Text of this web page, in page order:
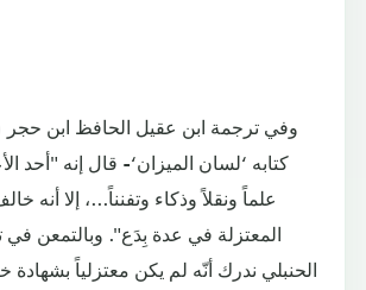
كتابه ‘لسان الميزان‘- قال إنه "أحد
علماً ونقلاً وذكاء وتفنناً...، إلا أنه
المعتزلة في عدة بِدَع". وبالتمعن
الحنبلي ندرك أنّه لم يكن معتزلياً